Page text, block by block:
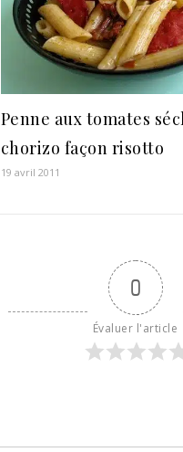
Penne aux tomates
chorizo façon risotto
19 avril 2011
0
Évaluer l'article